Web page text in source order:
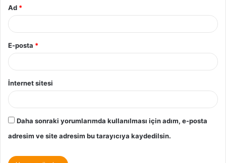
Ad *
E-posta *
İnternet sitesi
Daha sonraki yorumlarımda kullanılması için adım, e-posta
adresim ve site adresim bu tarayıcıya kaydedilsin.